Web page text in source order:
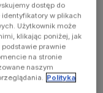
dostęp do
w plikach
Użytkownik może
klikając poniżej, jak
prawnie
na stronie
naszym
Polityka